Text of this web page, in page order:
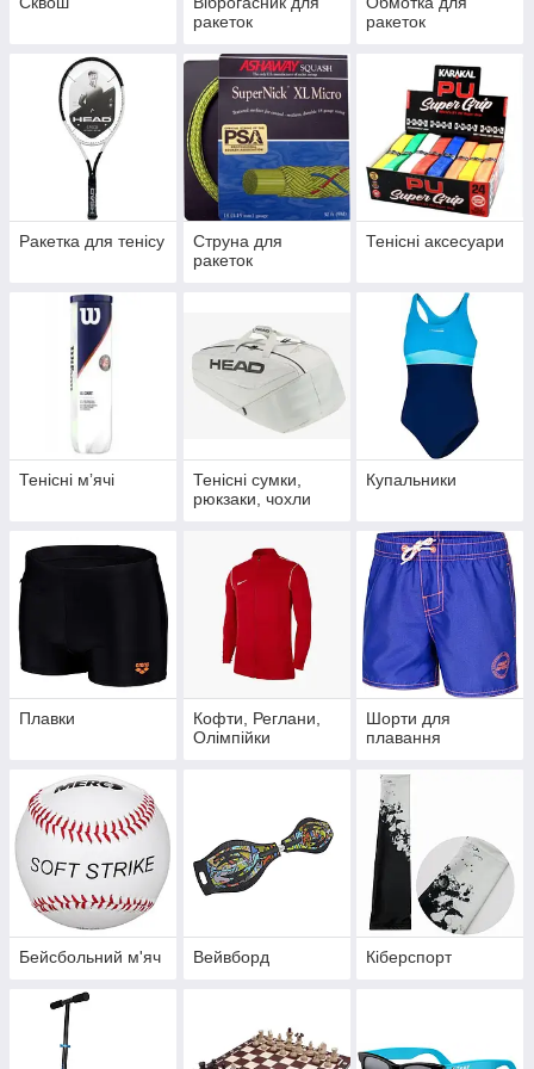
ракеток
ракеток
Ракетка для тенісу
Струна для
ракеток
Тенісні аксесуари
Тенісні мʼячі
Тенісні сумки,
рюкзаки, чохли
Купальники
Плавки
Кофти, Реглани,
Олімпійки
Шорти для
плавання
Бейсбольний м'яч Вейвборд Кіберспорт